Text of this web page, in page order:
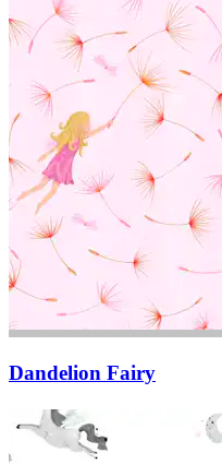
Dandelion Fairy